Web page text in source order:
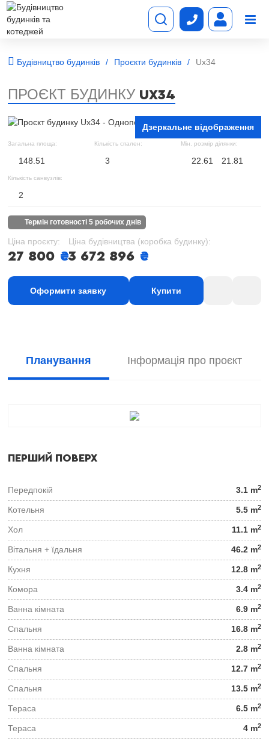
Будівництво будинків Проєкти будинків Ux34
ПРОЄКТ БУДИНКУ UX34
Дзеркальне відображення
Загальна площа:
148.51
Кількість спален:
3
Мін. розмір ділянки:
22.61 21.81
Кількість санвузлів:
2
термін готовності 5 робочих днів
Ціна проєкту:
27 800 ₴
Ціна будівництва (коробка будинку):
3 672 896 ₴
Оформити заявку Купити
Планування Інформація про проєкт
ПЕРШИЙ ПОВЕРХ
Передпокій 3.1 m2
Котельня 5.5 m2
Хол 11.1 m2
Вітальня + їдальня 46.2 m2
Кухня 12.8 m2
Комора 3.4 m2
Ванна кімната 6.9 m2
Спальня 16.8 m2
Ванна кімната 2.8 m2
Спальня 12.7 m2
Спальня 13.5 m2
Тераса 6.5 m2
Тераса 4 m2